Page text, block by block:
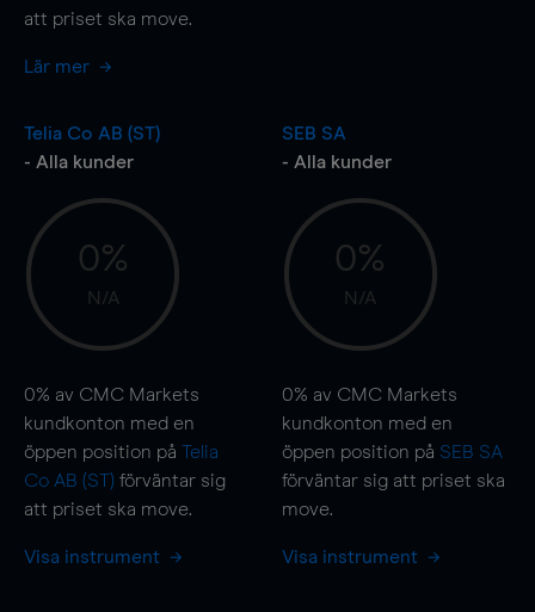
att priset ska move.
Lär mer
Telia Co AB (ST)
- Alla kunder
0%
N/A
0% av CMC Markets
kundkonton med en
öppen position på Telia
Co AB (ST) förväntar sig
att priset ska move.
Visa instrument
SEB SA
- Alla kunder
0%
N/A
0% av CMC Markets
kundkonton med en
öppen position på SEB SA
förväntar sig att priset ska
move.
Visa instrument